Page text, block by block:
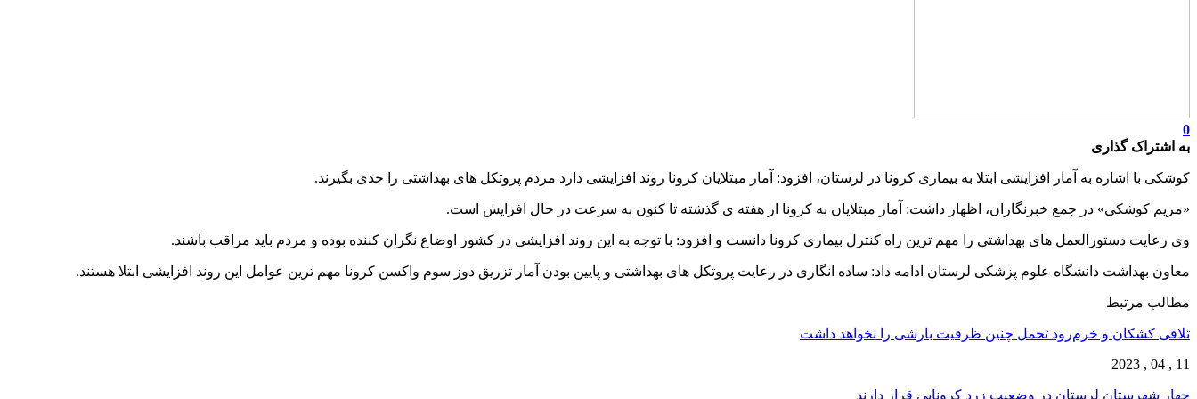
0
به اشتراک گذاری
کوشکی با اشاره به آمار افزایشی ابتلا به بیماری کرونا در لرستان، افزود: آمار مبتلایان کرونا روند افزایشی دارد مردم پروتکل های بهداشتی را جدی بگیرند.
«مریم کوشکی» در جمع خبرنگاران، اظهار داشت: آمار مبتلایان به کرونا از هفته ی گذشته تا کنون به سرعت در حال افزایش است.
وی رعایت دستورالعمل های بهداشتی را مهم ترین راه کنترل بیماری کرونا دانست و افزود: با توجه به این روند افزایشی در کشور اوضاع نگران کننده بوده و مردم باید مراقب باشند.
معاون بهداشت دانشگاه علوم پزشکی لرستان ادامه داد: ساده انگاری در رعایت پروتکل های بهداشتی و پایین بودن آمار تزریق دوز سوم واکسن کرونا مهم ترین عوامل این روند افزایشی ابتلا هستند.
مطالب مرتبط
تلاقی کشکان و خرم‌رود تحمل چنین ظرفیت بارشی را نخواهد داشت
11 , 04 , 2023
چهار شهرستان لرستان در وضعیت زرد کرونایی قرار دارند